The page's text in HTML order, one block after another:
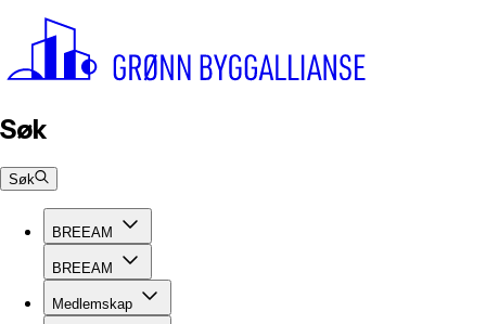
Søk
Søk
BREEAM
BREEAM
Medlemskap